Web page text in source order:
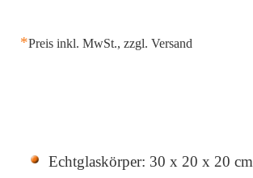
*Preis inkl. MwSt., zzgl. Versand
Echtglaskörper: 30 x 20 x 20 cm